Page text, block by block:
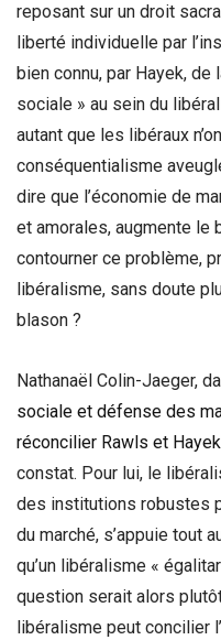
reposant sur un droit
liberté individuelle par
bien connu, par Hayek,
sociale » au sein du
autant que les libéraux
conséquentialisme
dire que l’économie de
et amorales, augmente le
contourner ce problème,
libéralisme, sans doute
blason ?
Nathanaël Colin-Jaeger,
sociale et défense des
réconcilier Rawls et
constat. Pour lui, le
des institutions robustes
du marché, s’appuie tout
qu’un libéralisme «
question serait alors
libéralisme peut concilier